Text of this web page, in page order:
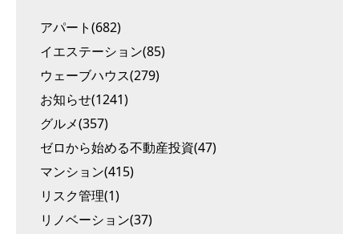
アパート(682)
イエステーション(85)
ウェーブハウス(279)
お知らせ(1241)
グルメ(357)
ゼロから始める不動産投資(47)
マンション(415)
リスク管理(1)
リノベーション(37)